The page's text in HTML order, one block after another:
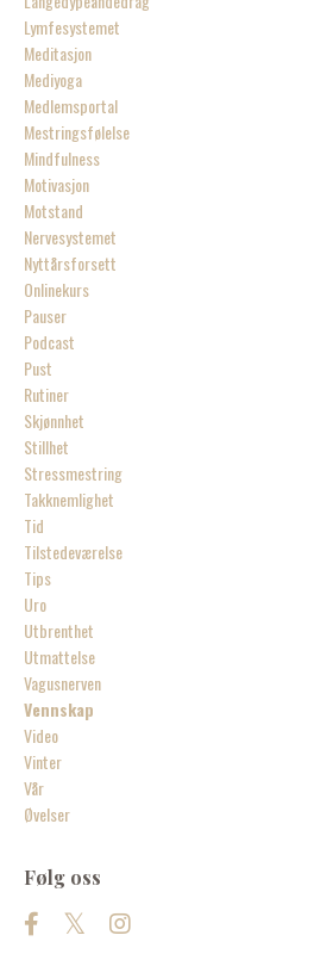
Lymfesystemet
Meditasjon
Mediyoga
Medlemsportal
Mestringsfølelse
Mindfulness
Motivasjon
Motstand
Nervesystemet
Nyttårsforsett
Onlinekurs
Pauser
Podcast
Pust
Rutiner
Skjønnhet
Stillhet
Stressmestring
Takknemlighet
Tid
Tilstedeværelse
Tips
Uro
Utbrenthet
Utmattelse
Vagusnerven
Vennskap
Video
Vinter
Vår
Øvelser
Følg oss